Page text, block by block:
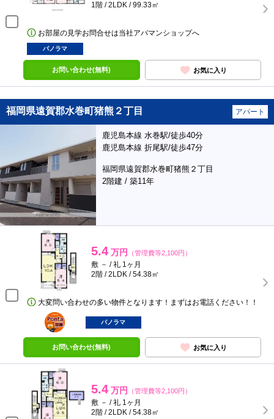
1階 / 2LDK / 99.33㎡
お部屋の見学お問合せは当社アパマンショップへ
パノラマ
お問い合わせ(無料) お気に入り
福岡県遠賀郡水巻町猪熊２丁目 アパート
鹿児島本線 水巻駅/徒歩40分
鹿児島本線 折尾駅/徒歩47分
福岡県遠賀郡水巻町猪熊２丁目
2階建 / 築11年
5.4 万円 （管理費等2,100円）
敷 － / 礼 1ヶ月
2階 / 2LDK / 54.38㎡
大変問い合わせの多い物件となります！まずはお電話ください！！
ポンタ
部屋
パノラマ
お問い合わせ(無料) お気に入り
5.4 万円 （管理費等2,100円）
敷 － / 礼 1ヶ月
2階 / 2LDK / 54.38㎡